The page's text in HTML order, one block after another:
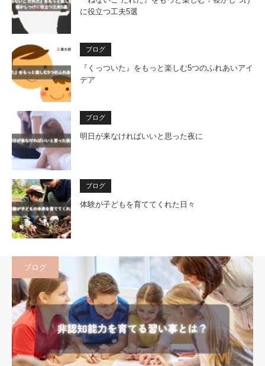
に役立つ工夫5選
ブログ
『くっついた』をもっと楽しむ5つのふれあいアイ
デア
ブログ
明日が来なければいいと思った夜に
ブログ
体験が子どもを育ててくれた日々
ブログ